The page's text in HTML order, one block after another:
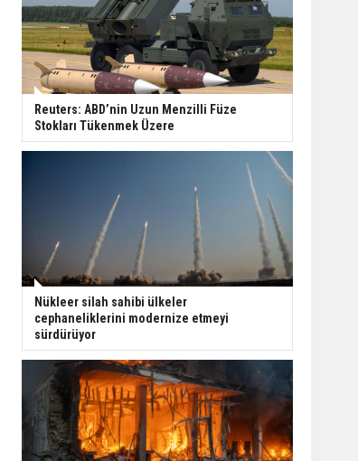
Reuters: ABD’nin Uzun Menzilli Füze
Stokları Tükenmek Üzere
Nükleer silah sahibi ülkeler
cephaneliklerini modernize etmeyi
sürdürüyor